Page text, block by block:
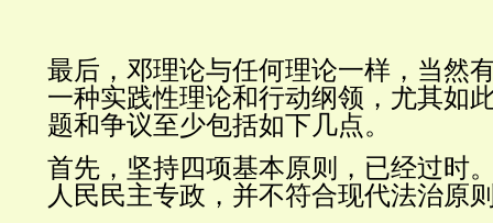
最后，邓理论与任何理论一样，当然
一种实践性理论和行动纲领，尤其如
题和争议至少包括如下几点。
首先，坚持四项基本原则，已经过时
人民民主专政，并不符合现代法治原